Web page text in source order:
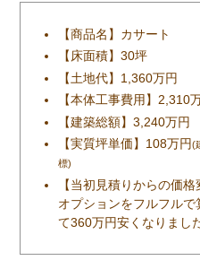
【商品名】カサート
【床面積】30坪
【土地代】1,360万円
【本体工事費用】2,310
【建築総額】3,240万円
【実質坪単価】108万円(
標)
【当初見積りからの価
オプションをフルフル
て360万円安くなりまし